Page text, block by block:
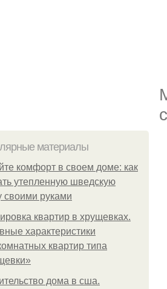
материалы
комфорт в своем доме: как
утепленную шведскую
своими руками
квартир в хрущевках.
характеристики
квартир типа
дома в сша.